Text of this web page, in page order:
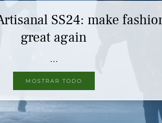
SS24: make
great again
…
MOSTRAR TODO